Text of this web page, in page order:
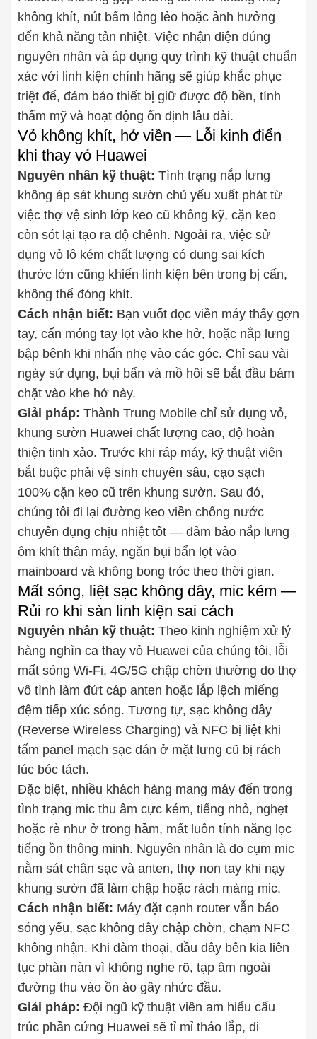
không khít, nút bấm lỏng lẻo hoặc ảnh hưởng
đến khả năng tản nhiệt. Việc nhận diện đúng
nguyên nhân và áp dụng quy trình kỹ thuật chuẩn
xác với linh kiện chính hãng sẽ giúp khắc phục
triệt để, đảm bảo thiết bị giữ được độ bền, tính
thẩm mỹ và hoạt động ổn định lâu dài.
Vỏ không khít, hở viền — Lỗi kinh điển
khi thay vỏ Huawei
Nguyên nhân kỹ thuật: Tình trạng nắp lưng
không áp sát khung sườn chủ yếu xuất phát từ
việc thợ vệ sinh lớp keo cũ không kỹ, cặn keo
còn sót lại tạo ra độ chênh. Ngoài ra, việc sử
dụng vỏ lô kém chất lượng có dung sai kích
thước lớn cũng khiến linh kiện bên trong bị cấn,
không thể đóng khít.
Cách nhận biết: Bạn vuốt dọc viền máy thấy gợn
tay, cấn móng tay lọt vào khe hở, hoặc nắp lưng
bập bênh khi nhấn nhẹ vào các góc. Chỉ sau vài
ngày sử dụng, bụi bẩn và mồ hôi sẽ bắt đầu bám
chặt vào khe hở này.
Giải pháp: Thành Trung Mobile chỉ sử dụng vỏ,
khung sườn Huawei chất lượng cao, độ hoàn
thiện tinh xảo. Trước khi ráp máy, kỹ thuật viên
bắt buộc phải vệ sinh chuyên sâu, cạo sạch
100% cặn keo cũ trên khung sườn. Sau đó,
chúng tôi đi lại đường keo viền chống nước
chuyên dụng chịu nhiệt tốt — đảm bảo nắp lưng
ôm khít thân máy, ngăn bụi bẩn lọt vào
mainboard và không bong tróc theo thời gian.
Mất sóng, liệt sạc không dây, mic kém —
Rủi ro khi sàn linh kiện sai cách
Nguyên nhân kỹ thuật: Theo kinh nghiệm xử lý
hàng nghìn ca thay vỏ Huawei của chúng tôi, lỗi
mất sóng Wi-Fi, 4G/5G chập chờn thường do thợ
vô tình làm đứt cáp anten hoặc lắp lệch miếng
đệm tiếp xúc sóng. Tương tự, sạc không dây
(Reverse Wireless Charging) và NFC bị liệt khi
tấm panel mạch sạc dán ở mặt lưng cũ bị rách
lúc bóc tách.
Đặc biệt, nhiều khách hàng mang máy đến trong
tình trạng mic thu âm cực kém, tiếng nhỏ, nghẹt
hoặc rè như ở trong hầm, mất luôn tính năng lọc
tiếng ồn thông minh. Nguyên nhân là do cụm mic
nằm sát chân sạc và anten, thợ non tay khi nạy
khung sườn đã làm chập hoặc rách màng mic.
Cách nhận biết: Máy đặt cạnh router vẫn báo
sóng yếu, sạc không dây chập chờn, chạm NFC
không nhận. Khi đàm thoại, đầu dây bên kia liên
tục phàn nàn vì không nghe rõ, tạp âm ngoài
đường thu vào ồn ào gây nhức đầu.
Giải pháp: Đội ngũ kỹ thuật viên am hiểu cấu
trúc phần cứng Huawei sẽ tỉ mỉ tháo lắp, di